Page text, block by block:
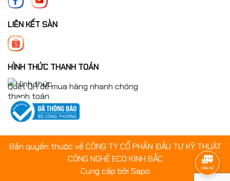
6. Quan tâm đến tiêu chuẩn rãnh chữ T
LIÊN KẾT SÀN
HÌNH THỨC THANH TOÁN
Quét QR để mua hàng nhanh chóng
Bản quyền thuộc về CÔNG TY CỔ PHẦN ĐẦU TƯ KỸ THUẬT
CÔNG NGHỆ ECO KINH BẮC
Cung cấp bởi Sapo